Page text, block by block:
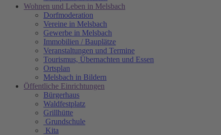
Wohnen und Leben in Melsbach
Dorfmoderation
Vereine in Melsbach
Gewerbe in Melsbach
Immobilien / Bauplätze
Veranstaltungen und Termine
Tourismus, Übernachten und Essen
Ortsplan
Melsbach in Bildern
Öffentliche Einrichtungen
Bürgerhaus
Waldfestplatz
Grillhütte
Grundschule
Kita